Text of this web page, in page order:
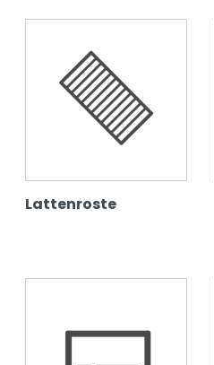
Lattenroste